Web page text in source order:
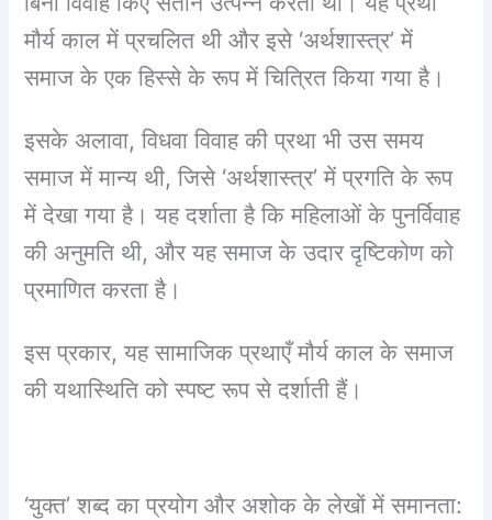
मौर्य काल में प्रचलित थी और इसे ‘अर्थशास्त्र’ में
समाज के एक हिस्से के रूप में चित्रित किया गया है।
इसके अलावा, विधवा विवाह की प्रथा भी उस समय
समाज में मान्य थी, जिसे ‘अर्थशास्त्र’ में प्रगति के रूप
में देखा गया है। यह दर्शाता है कि महिलाओं के पुनर्विवाह
की अनुमति थी, और यह समाज के उदार दृष्टिकोण को
प्रमाणित करता है।
इस प्रकार, यह सामाजिक प्रथाएँ मौर्य काल के समाज
की यथास्थिति को स्पष्ट रूप से दर्शाती हैं।
‘युक्त’ शब्द का प्रयोग और अशोक के लेखों में समानता: